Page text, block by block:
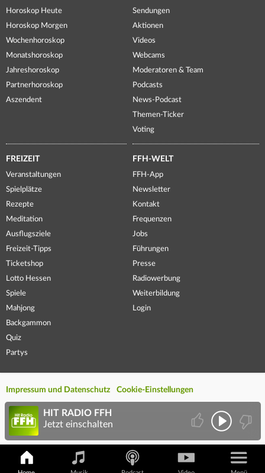
Horoskop Heute
Horoskop Morgen
Wochenhoroskop
Monatshoroskop
Jahreshoroskop
Partnerhoroskop
Aszendent
Sendungen
Aktionen
Videos
Webcams
Moderatoren & Team
Podcasts
News-Podcast
Themen-Ticker
Voting
FREIZEIT
Veranstaltungen
Spielplätze
Rezepte
Meditation
Ausflugsziele
Freizeit-Tipps
Ticketshop
Lotto Hessen
Spiele
Mahjong
Backgammon
Quiz
Partys
FFH-WELT
FFH-App
Newsletter
Kontakt
Frequenzen
Jobs
Führungen
Presse
Radiowerbung
Weiterbildung
Login
Impressum und Datenschutz Cookie-Einstellungen
HIT RADIO FFH
Jetzt einschalten